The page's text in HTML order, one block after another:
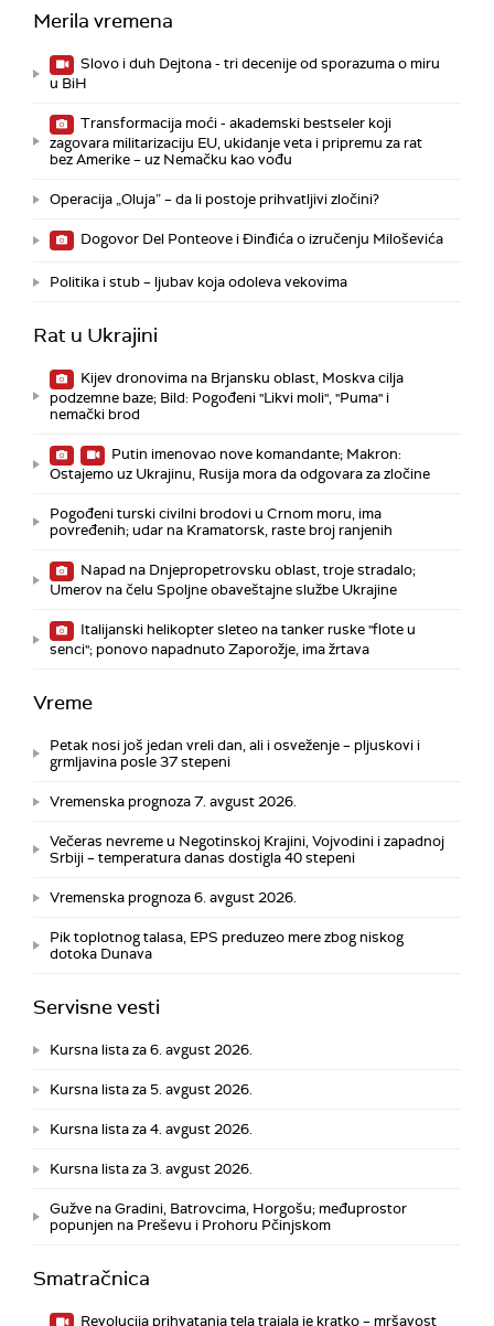
Merila vremena
Slovo i duh Dejtona - tri decenije od sporazuma o miru
u BiH
Transformacija moći - akademski bestseler koji
zagovara militarizaciju EU, ukidanje veta i pripremu za rat
bez Amerike – uz Nemačku kao vođu
Operacija „Oluja” – da li postoje prihvatljivi zločini?
Dogovor Del Ponteove i Đinđića o izručenju Miloševića
Politika i stub – ljubav koja odoleva vekovima
Rat u Ukrajini
Kijev dronovima na Brjansku oblast, Moskva cilja
podzemne baze; Bild: Pogođeni "Likvi moli", "Puma" i
nemački brod
Putin imenovao nove komandante; Makron:
Ostajemo uz Ukrajinu, Rusija mora da odgovara za zločine
Pogođeni turski civilni brodovi u Crnom moru, ima
povređenih; udar na Kramatorsk, raste broj ranjenih
Napad na Dnjepropetrovsku oblast, troje stradalo;
Umerov na čelu Spoljne obaveštajne službe Ukrajine
Italijanski helikopter sleteo na tanker ruske "flote u
senci"; ponovo napadnuto Zaporožje, ima žrtava
Vreme
Petak nosi još jedan vreli dan, ali i osveženje – pljuskovi i
grmljavina posle 37 stepeni
Vremenska prognoza 7. avgust 2026.
Večeras nevreme u Negotinskoj Krajini, Vojvodini i zapadnoj
Srbiji – temperatura danas dostigla 40 stepeni
Vremenska prognoza 6. avgust 2026.
Pik toplotnog talasa, EPS preduzeo mere zbog niskog
dotoka Dunava
Servisne vesti
Kursna lista za 6. avgust 2026.
Kursna lista za 5. avgust 2026.
Kursna lista za 4. avgust 2026.
Kursna lista za 3. avgust 2026.
Gužve na Gradini, Batrovcima, Horgošu; međuprostor
popunjen na Preševu i Prohoru Pčinjskom
Smatračnica
Revolucija prihvatanja tela trajala je kratko – mršavost